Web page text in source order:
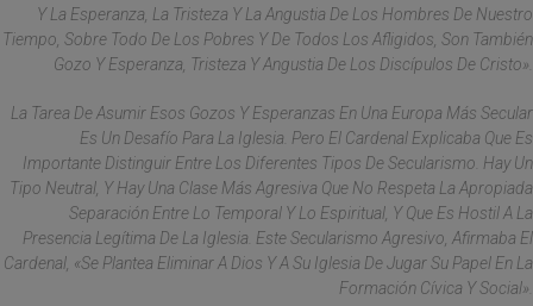
Y La Esperanza, La Tristeza Y La Angustia De Los Hombres De Nuestro
Tiempo, Sobre Todo De Los Pobres Y De Todos Los Afligidos, Son También
Gozo Y Esperanza, Tristeza Y Angustia De Los Discípulos De Cristo».
La Tarea De Asumir Esos Gozos Y Esperanzas En Una Europa Más Secular
Es Un Desafío Para La Iglesia. Pero El Cardenal Explicaba Que Es
Importante Distinguir Entre Los Diferentes Tipos De Secularismo. Hay Un
Tipo Neutral, Y Hay Una Clase Más Agresiva Que No Respeta La Apropiada
Separación Entre Lo Temporal Y Lo Espiritual, Y Que Es Hostil A La
Presencia Legítima De La Iglesia. Este Secularismo Agresivo, Afirmaba El
Cardenal, «se Plantea Eliminar A Dios Y A Su Iglesia De Jugar Su Papel En La
Formación Cívica Y Social».